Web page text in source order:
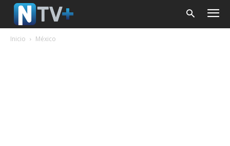
Inicio México